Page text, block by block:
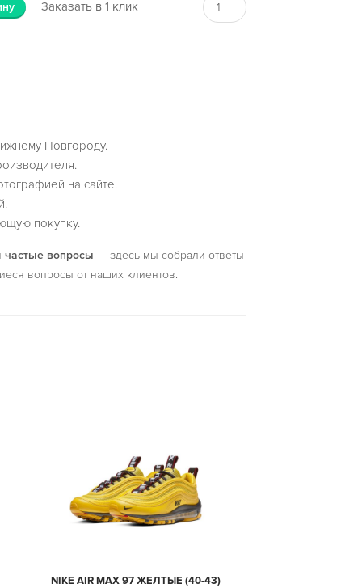
Заказать в 1 клик
Новгороду.
на сайте.
покупку.
частые вопросы — здесь мы собрали ответы
вопросы от наших клиентов.
NIKE AIR MAX 97 ЖЕЛТЫЕ (40-43)